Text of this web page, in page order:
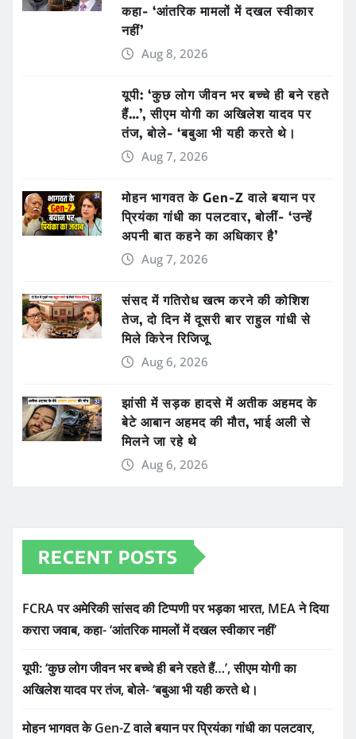
कहा- ‘आंतरिक मामलों में दखल स्वीकार
नहीं’
Aug 8, 2026
यूपी: ‘कुछ लोग जीवन भर बच्चे ही बने रहते
हैं…’, सीएम योगी का अखिलेश यादव पर
तंज, बोले- ‘बबुआ भी यही करते थे।
Aug 7, 2026
मोहन भागवत के Gen-Z वाले बयान पर
प्रियंका गांधी का पलटवार, बोलीं- ‘उन्हें
अपनी बात कहने का अधिकार है’
Aug 7, 2026
संसद में गतिरोध खत्म करने की कोशिश
तेज, दो दिन में दूसरी बार राहुल गांधी से
मिले किरेन रिजिजू
Aug 6, 2026
झांसी में सड़क हादसे में अतीक अहमद के
बेटे आबान अहमद की मौत, भाई अली से
मिलने जा रहे थे
Aug 6, 2026
RECENT POSTS
FCRA पर अमेरिकी सांसद की टिप्पणी पर भड़का भारत, MEA ने दिया
करारा जवाब, कहा- ‘आंतरिक मामलों में दखल स्वीकार नहीं’
यूपी: ‘कुछ लोग जीवन भर बच्चे ही बने रहते हैं…’, सीएम योगी का
अखिलेश यादव पर तंज, बोले- ‘बबुआ भी यही करते थे।
मोहन भागवत के Gen-Z वाले बयान पर प्रियंका गांधी का पलटवार,